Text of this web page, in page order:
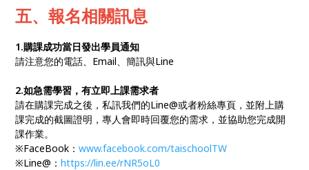
五、報名相關訊息
1.購課成功當日發出學員通知
請注意您的電話、Email、簡訊與Line
2.如急需學習，有立即上課需求者
請在購課完成之後，私訊我們的Line@或者粉絲專頁，並附上購
課完成的截圖證明，專人會即時回覆您的需求，並協助您完成開
課作業。
※FaceBook：www.facebook.com/taischoolTW
※Line@：https://lin.ee/rNR5oL0